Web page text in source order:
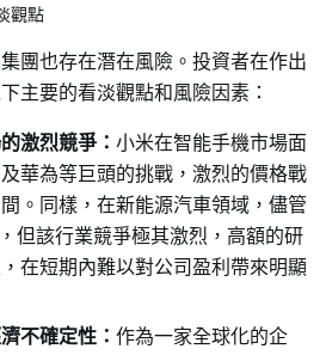
觀點
團也存在潛在風險。投資者在作出
主要的看淡觀點和風險因素：
激烈競爭： 小米在智能手機市場面
華為等巨頭的挑戰，激烈的價格戰
。同樣，在新能源汽車領域，儘管
但該行業競爭極其激烈，高額的研
在短期內難以對公司盈利帶來明顯
不確定性： 作為一家全球化的企